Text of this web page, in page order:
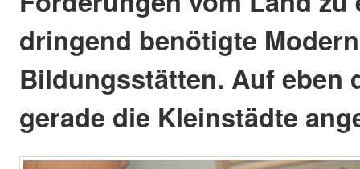
dringend benötigte
Bildungsstätten. Auf eben
gerade die Kleinstädte